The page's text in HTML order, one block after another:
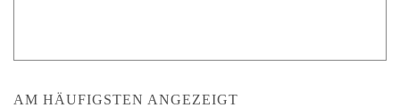
AM HÄUFIGSTEN ANGEZEIGT